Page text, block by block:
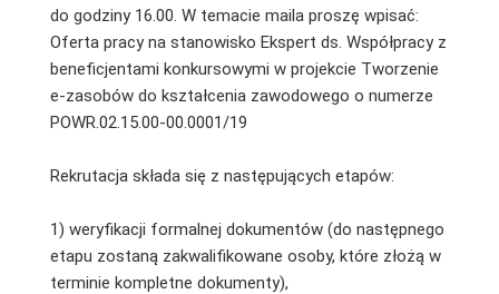
do godziny 16.00. W temacie maila proszę wpisać:
Oferta pracy na stanowisko Ekspert ds. Współpracy z
beneficjentami konkursowymi w projekcie Tworzenie
e-zasobów do kształcenia zawodowego o numerze
POWR.02.15.00-00.0001/19
Rekrutacja składa się z następujących etapów:
1) weryfikacji formalnej dokumentów (do następnego
etapu zostaną zakwalifikowane osoby, które złożą w
terminie kompletne dokumenty),